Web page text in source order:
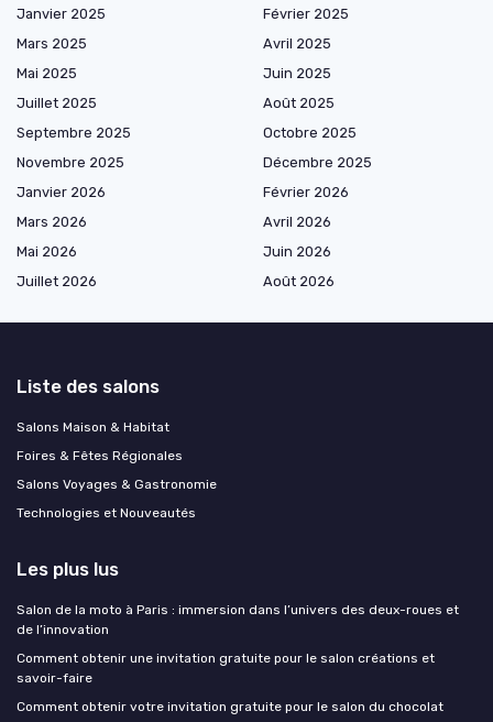
Janvier 2025
Février 2025
Mars 2025
Avril 2025
Mai 2025
Juin 2025
Juillet 2025
Août 2025
Septembre 2025
Octobre 2025
Novembre 2025
Décembre 2025
Janvier 2026
Février 2026
Mars 2026
Avril 2026
Mai 2026
Juin 2026
Juillet 2026
Août 2026
Liste des salons
Salons Maison & Habitat
Foires & Fêtes Régionales
Salons Voyages & Gastronomie
Technologies et Nouveautés
Les plus lus
Salon de la moto à Paris : immersion dans l’univers des deux-roues et
de l’innovation
Comment obtenir une invitation gratuite pour le salon créations et
savoir-faire
Comment obtenir votre invitation gratuite pour le salon du chocolat